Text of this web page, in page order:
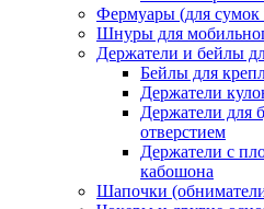
Фермуары (для сумок
Шнуры для
Держатели и бейлы
Бейлы для
Держатели
Держатели для
отверстием
Держатели с
кабошона
Шапочки